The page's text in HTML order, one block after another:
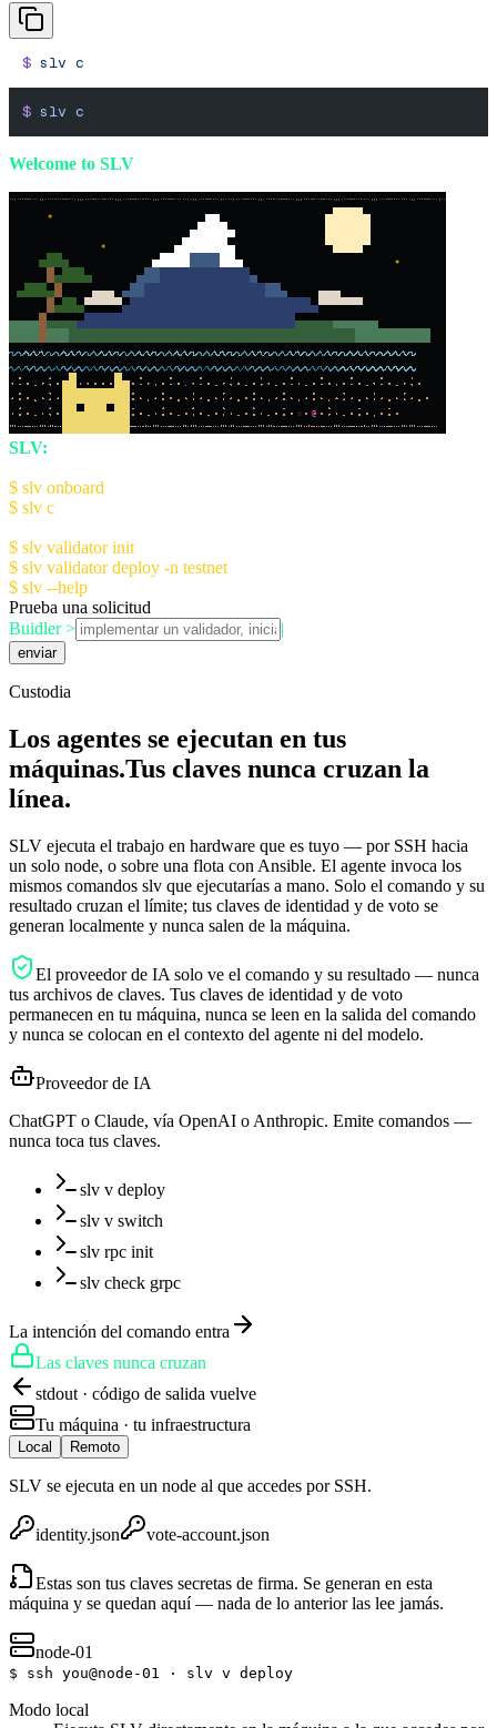
$ slv c
$ slv c
Welcome to SLV
*
*
*
☆ @
SLV:
$ slv onboard
$ slv c
$ slv validator init
$ slv validator deploy -n testnet
$ slv --help
Prueba una solicitud
Buidler >
|
enviar
Custodia
Los agentes se ejecutan en tus
máquinas.Tus claves nunca cruzan la
línea.
SLV ejecuta el trabajo en hardware que es tuyo — por SSH hacia
un solo node, o sobre una flota con Ansible. El agente invoca los
mismos comandos slv que ejecutarías a mano. Solo el comando y su
resultado cruzan el límite; tus claves de identidad y de voto se
generan localmente y nunca salen de la máquina.
El proveedor de IA solo ve el comando y su resultado — nunca
tus archivos de claves. Tus claves de identidad y de voto
permanecen en tu máquina, nunca se leen en la salida del comando
y nunca se colocan en el contexto del agente ni del modelo.
Proveedor de IA
ChatGPT o Claude, vía OpenAI o Anthropic. Emite comandos —
nunca toca tus claves.
slv v deploy
slv v switch
slv rpc init
slv check grpc
La intención del comando entra
Las claves nunca cruzan
stdout · código de salida vuelve
Tu máquina · tu infraestructura
Local Remoto
SLV se ejecuta en un node al que accedes por SSH.
identity.json vote-account.json
Estas son tus claves secretas de firma. Se generan en esta
máquina y se quedan aquí — nada de lo anterior las lee jamás.
node-01
$ ssh you@node-01 · slv v deploy
Modo local